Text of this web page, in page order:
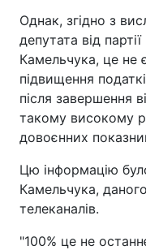
Однак, згідно з
депутата від
Камельчука, це не
підвищення
після завершення
такому високому
довоєнних
Цю інформацію
Камельчука,
телеканалів.
"100% це не